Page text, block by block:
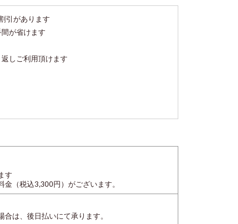
引があります
が省けます
しご利用頂けます
す
（税込3,300円）がございます。
は、後日払いにて承ります。